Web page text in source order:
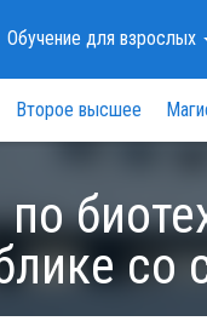
Обучениедля взрослых
Второе высшее
со